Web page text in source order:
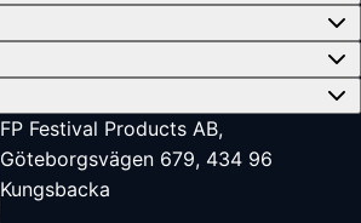
FP Festival Products AB,
Göteborgsvägen 679, 434 96
Kungsbacka